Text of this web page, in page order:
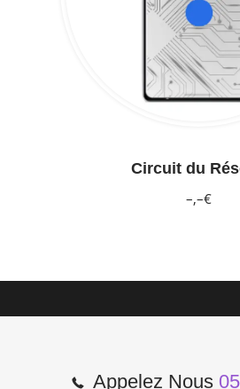
Circuit du
–,–€
Appelez Nous